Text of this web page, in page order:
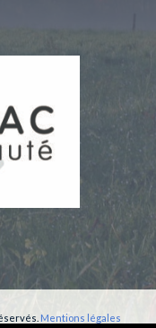
Mentions légales